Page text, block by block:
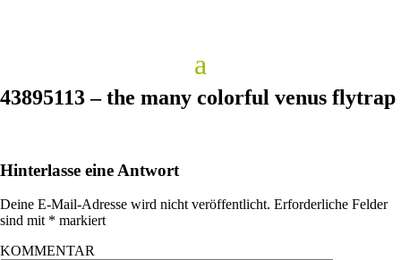
43895113 – the many colorful venus flytrap
Hinterlasse eine Antwort
Deine E-Mail-Adresse wird nicht veröffentlicht. Erforderliche Felder
sind mit * markiert
KOMMENTAR